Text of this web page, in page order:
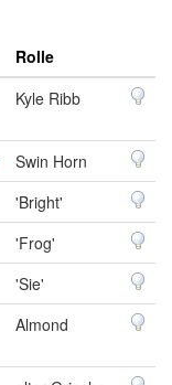
Rolle
Kyle Ribb
Swin Horn
'Bright'
'Frog'
'Sie'
Almond